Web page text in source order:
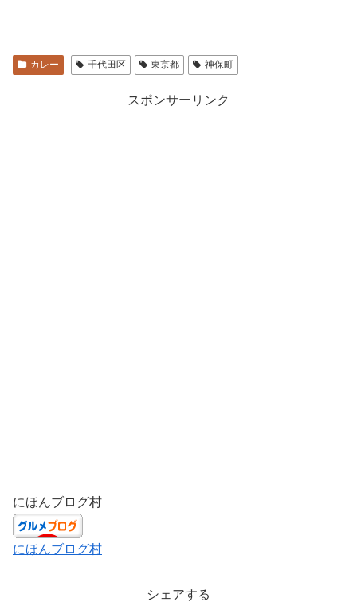
カレー 千代田区 東京都 神保町
スポンサーリンク
にほんブログ村
にほんブログ村
シェアする